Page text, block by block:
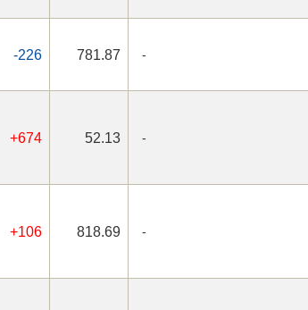
-226 781.87 -
+674 52.13 -
+106 818.69 -